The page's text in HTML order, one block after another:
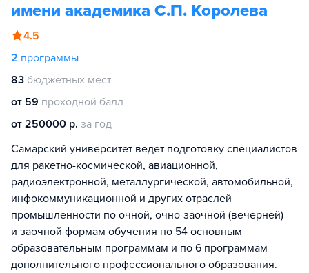
имени академика С.П. Королева
4.5
2 программы
83 бюджетных мест
от 59 проходной балл
от 250000 р. за год
Самарский университет ведет подготовку специалистов
для ракетно-космической, авиационной,
радиоэлектронной, металлургической, автомобильной,
инфокоммуникационной и других отраслей
промышленности по очной, очно-заочной (вечерней)
и заочной формам обучения по 54 основным
образовательным программам и по 6 программам
дополнительного профессионального образования.